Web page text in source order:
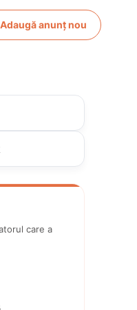
care a
Adaugă anunț nou